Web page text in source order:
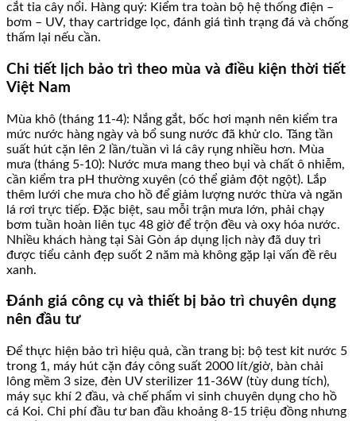
cắt tỉa cây nổi. Hàng quý: Kiểm tra toàn bộ hệ thống điện –
bơm – UV, thay cartridge lọc, đánh giá tình trạng đá và chống
thấm lại nếu cần.
Chi tiết lịch bảo trì theo mùa và điều kiện thời tiết
Việt Nam
Mùa khô (tháng 11-4): Nắng gắt, bốc hơi mạnh nên kiểm tra
mức nước hàng ngày và bổ sung nước đã khử clo. Tăng tần
suất hút cặn lên 2 lần/tuần vì lá cây rụng nhiều hơn. Mùa
mưa (tháng 5-10): Nước mưa mang theo bụi và chất ô nhiễm,
cần kiểm tra pH thường xuyên (có thể giảm đột ngột). Lắp
thêm lưới che mưa cho hồ để giảm lượng nước thừa và ngăn
lá rơi trực tiếp. Đặc biệt, sau mỗi trận mưa lớn, phải chạy
bơm tuần hoàn liên tục 48 giờ để trộn đều và oxy hóa nước.
Nhiều khách hàng tại Sài Gòn áp dụng lịch này đã duy trì
được tiểu cảnh đẹp suốt 2 năm mà không gặp lại vấn đề rêu
xanh.
Đánh giá công cụ và thiết bị bảo trì chuyên dụng
nên đầu tư
Để thực hiện bảo trì hiệu quả, cần trang bị: bộ test kit nước 5
trong 1, máy hút cặn đáy công suất 2000 lít/giờ, bàn chải
lông mềm 3 size, đèn UV sterilizer 11-36W (tùy dung tích),
máy sục khí 2 đầu, và chế phẩm vi sinh chuyên dụng cho hồ
cá Koi. Chi phí đầu tư ban đầu khoảng 8-15 triệu đồng nhưng